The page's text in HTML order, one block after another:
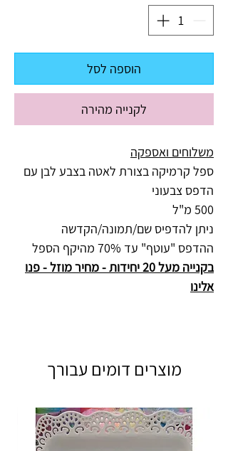
הוספה לסל
לקנייה מהירה
משלוחים ואספקה
ספל קרמיקה בצורת לאטה בצבע לבן עם
הדפס צבעוני
500 מ"ל
ניתן להדפיס שם/תמונה/הקדשה
ההדפס "עוטף" עד 70% מהיקף הספל
בקנייה מעל 20 יחידות - מחיר מוזל - פנו
אלינו
מוצרים דומים עבורך